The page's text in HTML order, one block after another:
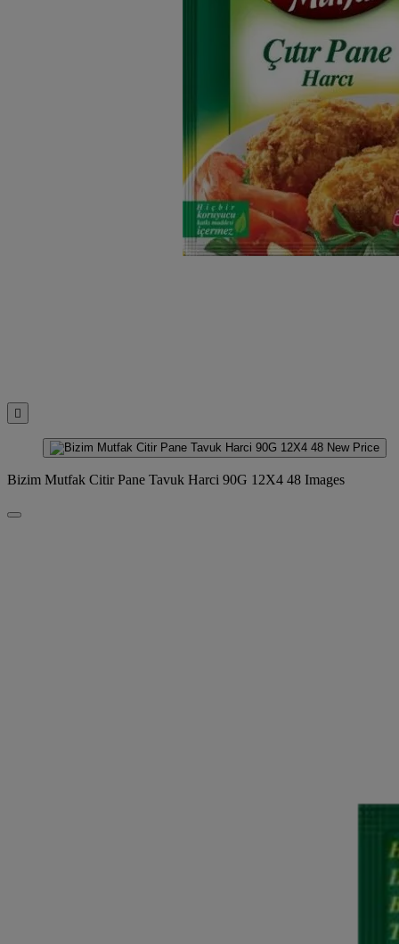

Bizim Mutfak Citir Pane Tavuk Harci 90G 12X4 48 Images